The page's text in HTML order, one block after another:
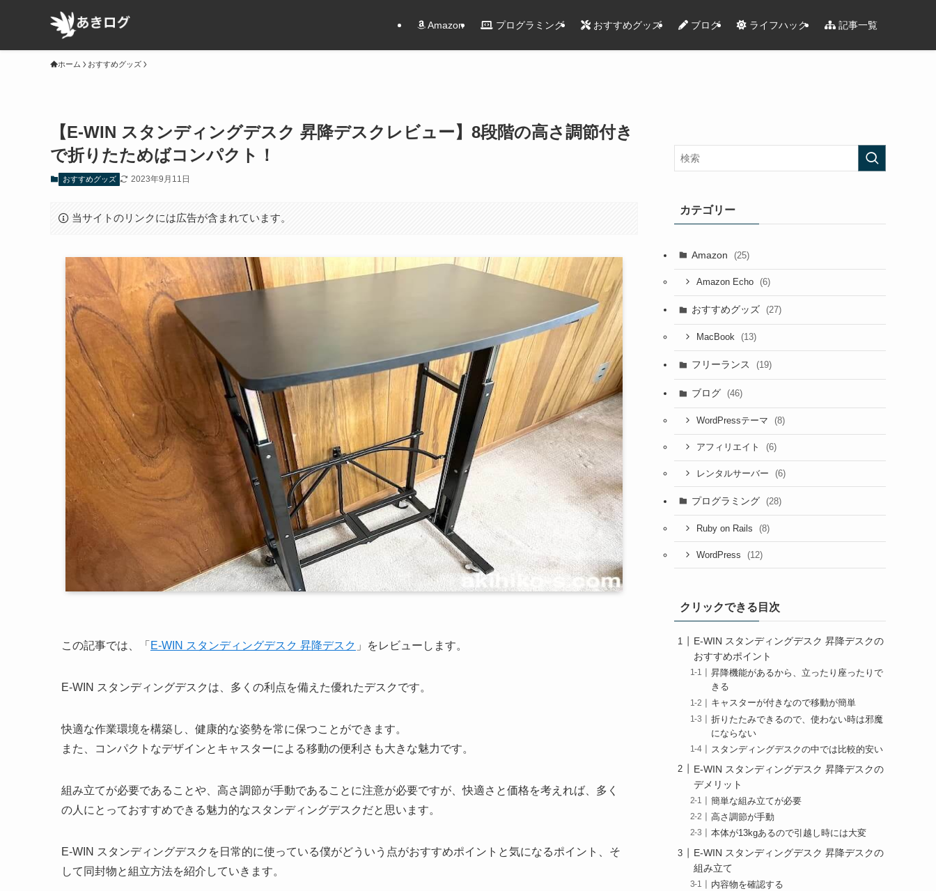
Amazon プログラミング おすすめグッズ ブログ ライフハック 記事一覧
ホーム おすすめグッズ
【E-WIN スタンディングデスク 昇降デスクレビュー】8段階の高さ調節付き
で折りたためばコンパクト！
おすすめグッズ 2023年9月11日
当サイトのリンクには広告が含まれています。
この記事では、「 E-WIN スタンディングデスク 昇降デスク 」をレビューします。
E-WIN スタンディングデスクは、多くの利点を備えた優れたデスクです。
快適な作業環境を構築し、健康的な姿勢を常に保つことができます。
また、コンパクトなデザインとキャスターによる移動の便利さも大きな魅力です。
組み立てが必要であることや、高さ調節が手動であることに注意が必要ですが、快適さと価格を考えれば、多く
の人にとっておすすめできる魅力的なスタンディングデスクだと思います。
E-WIN スタンディングデスクを日常的に使っている僕がどういう点がおすすめポイントと気になるポイント、そ
して同封物と組立方法を紹介していきます。
カテゴリー
Amazon (25)
Amazon Echo (6)
おすすめグッズ (27)
MacBook (13)
フリーランス (19)
ブログ (46)
WordPressテーマ (8)
アフィリエイト (6)
レンタルサーバー (6)
プログラミング (28)
Ruby on Rails (8)
WordPress (12)
クリックできる目次
E-WIN スタンディングデスク 昇降デスクの
おすすめポイント
昇降機能があるから、立ったり座ったりで
きる
キャスターが付きなので移動が簡単
折りたたみできるので、使わない時は邪魔
にならない
スタンディングデスクの中では比較的安い
E-WIN スタンディングデスク 昇降デスクの
デメリット
簡単な組み立てが必要
高さ調節が手動
本体が13kgあるので引越し時には大変
E-WIN スタンディングデスク 昇降デスクの
組み立て
内容物を確認する